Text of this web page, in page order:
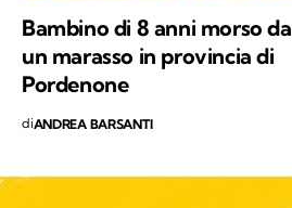
Bambino di 8 anni morso da
un marasso in provincia di
Pordenone
diANDREA BARSANTI